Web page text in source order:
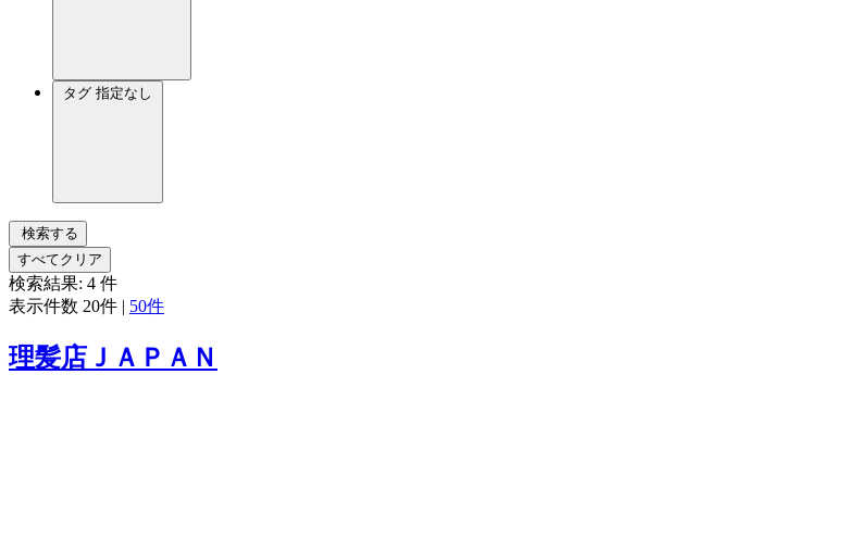
タグ 指定なし
検索する
すべてクリア
検索結果: 4 件
表示件数 20件 | 50件
理髪店ＪＡＰＡＮ